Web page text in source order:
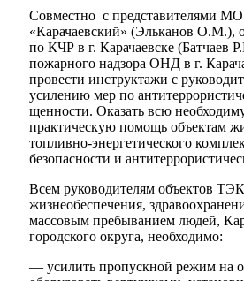
Совместно с представителями
«Карачаевский» (Эльканов О.М.),
по КЧР в г. Карачаевске (Батчаев
пожарного надзора ОНД в г.
провести инструктажи с
усилению мер по
щенности. Оказать всю
практическую помощь объектам
топливно-энергетического
безопасности и
Всем руководителям объектов
жизнеобеспечения,
массовым пребыванием людей,
городского округа, необходимо:
— усилить пропускной режим на
Дума